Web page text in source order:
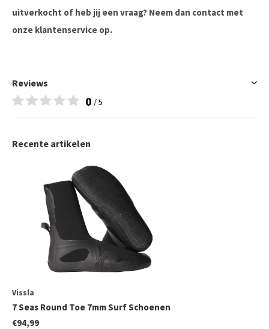
uitverkocht of heb jij een vraag? Neem dan contact met
onze klantenservice op.
Reviews
0 / 5
Recente artikelen
Vissla
7 Seas Round Toe 7mm Surf Schoenen
€94,99